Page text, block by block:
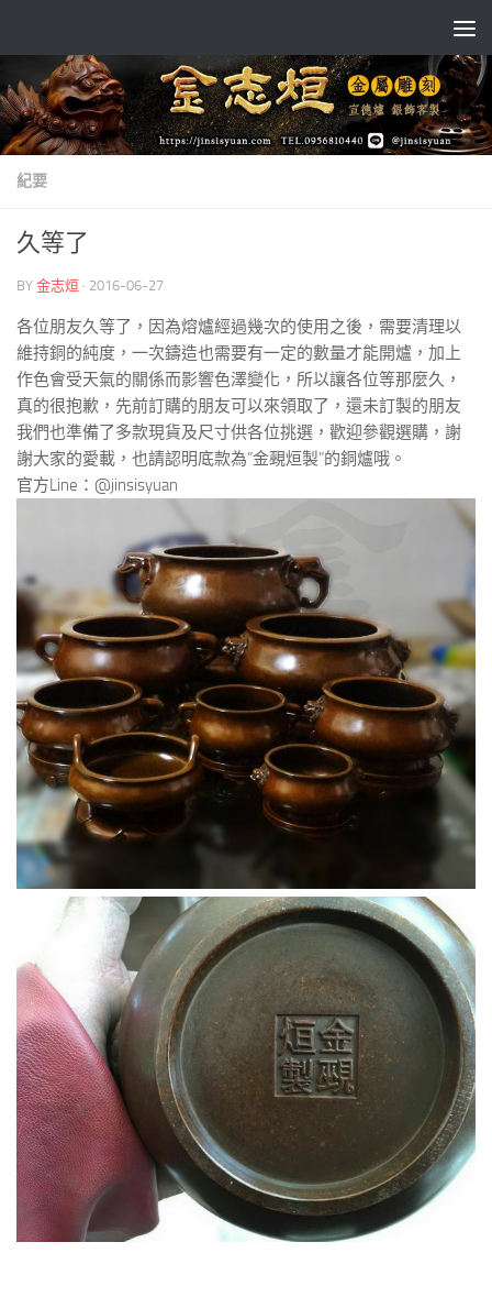
紀要
久等了
BY 金志烜 · 2016-06-27
各位朋友久等了，因為熔爐經過幾次的使用之後，需要清理以
維持銅的純度，一次鑄造也需要有一定的數量才能開爐，加上
作色會受天氣的關係而影響色澤變化，所以讓各位等那麼久，
真的很抱歉，先前訂購的朋友可以來領取了，還未訂製的朋友
我們也準備了多款現貨及尺寸供各位挑選，歡迎參觀選購，謝
謝大家的愛載，也請認明底款為”金覡烜製”的銅爐哦。
官方Line：@jinsisyuan